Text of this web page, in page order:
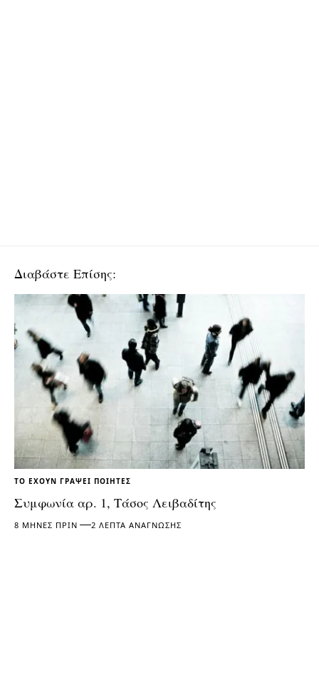
Διαβάστε Επίσης:
ΤΟ ΈΧΟΥΝ ΓΡΆΨΕΙ ΠΟΙΗΤΈΣ
Συμφωνία αρ. 1, Τάσος Λειβαδίτης
8 ΜΉΝΕΣ ΠΡΙΝ 2 ΛΕΠΤΆ ΑΝΆΓΝΩΣΗΣ